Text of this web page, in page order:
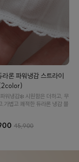
라론 파워냉감 스트라이
워냉감❄️ 시원함은 더하고, 무
.가볍고 쾌적한 듀라론 냉감 블
45,900